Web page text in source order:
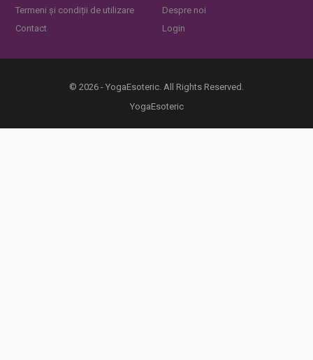
Termeni și condiții de utilizare
Contact
Despre noi
Login
© 2026 - YogaEsoteric. All Rights Reserved.
YogaEsoteric